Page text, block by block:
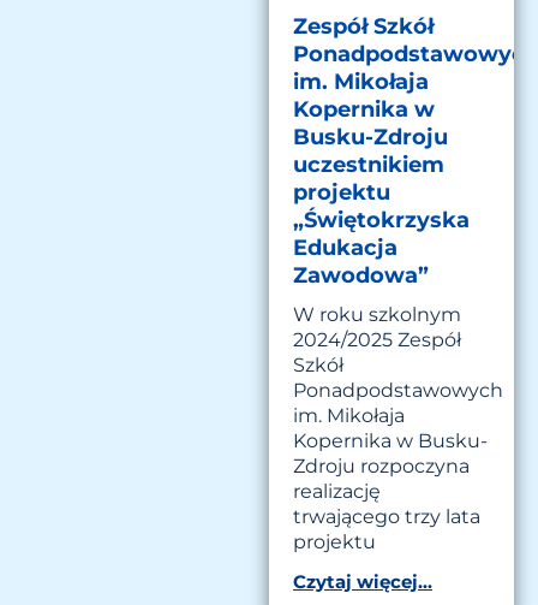
Zespół Szkół
Ponadpodstawowych
im. Mikołaja
Kopernika w
Busku-Zdroju
uczestnikiem
projektu
„Świętokrzyska
Edukacja
Zawodowa”
W roku szkolnym
2024/2025 Zespół
Szkół
Ponadpodstawowych
im. Mikołaja
Kopernika w Busku-
Zdroju rozpoczyna
realizację
trwającego trzy lata
projektu
Czytaj więcej...